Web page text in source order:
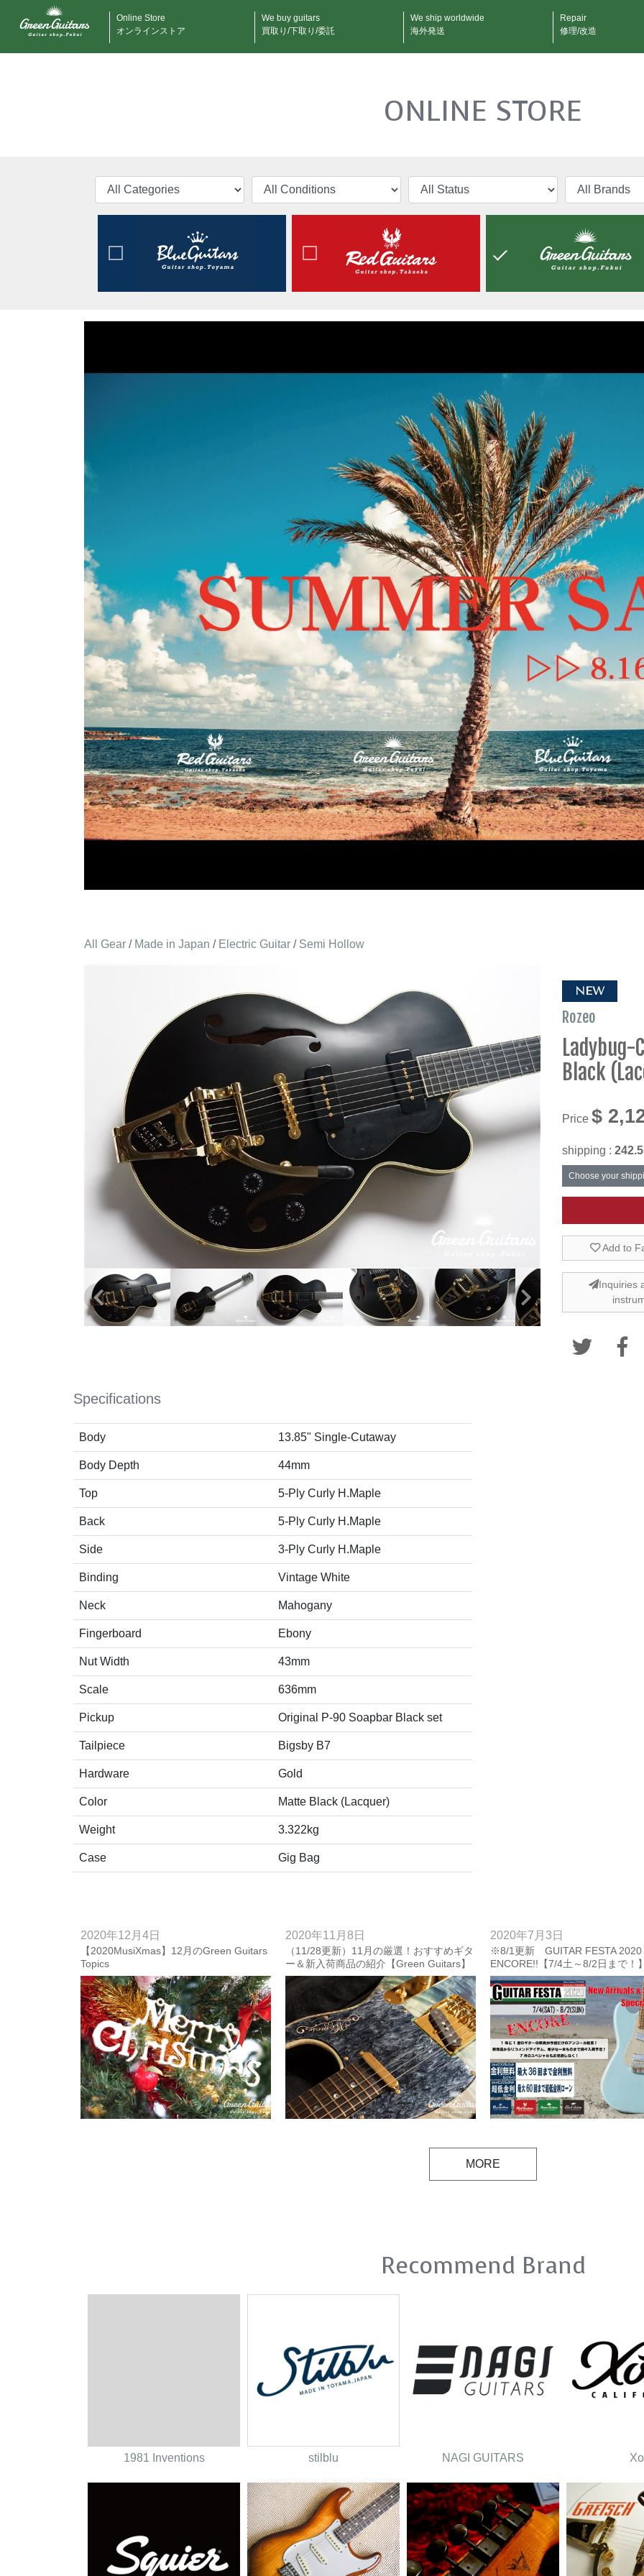
Online Store
オンラインストア
We buy guitars
買取り/下取り/委託
We ship worldwide
海外発送
Repair
修理/改造
ONLINE STORE
All Gear / Made in Japan / Electric Guitar / Semi Hollow
NEW
Rozeo
Ladybug-
Black
Price $
shipping :
Choose your
Add to
Inquiries
Specifications
Body 13.85" Single-Cutaway
Body Depth 44mm
Top 5-Ply Curly H.Maple
Back 5-Ply Curly H.Maple
Side 3-Ply Curly H.Maple
Binding Vintage White
Neck Mahogany
Fingerboard Ebony
Nut Width 43mm
Scale 636mm
Pickup Original P-90 Soapbar Black set
Tailpiece Bigsby B7
Hardware Gold
Color Matte Black (Lacquer)
Weight 3.322kg
Case Gig Bag
2020年12月4日
【2020MusiXmas】12月のGreen Guitars
Topics
2020年11月8日
（11/28更新）11月の厳選！おすすめギタ
ー＆新入荷商品の紹介【Green Guitars】
2020年7月3日
※8/1更新 GUITAR FESTA 2020
ENCORE!!【7/4土～8/2日まで！
MORE
Recommend Brand
1981 Inventions stilblu NAGI GUITARS